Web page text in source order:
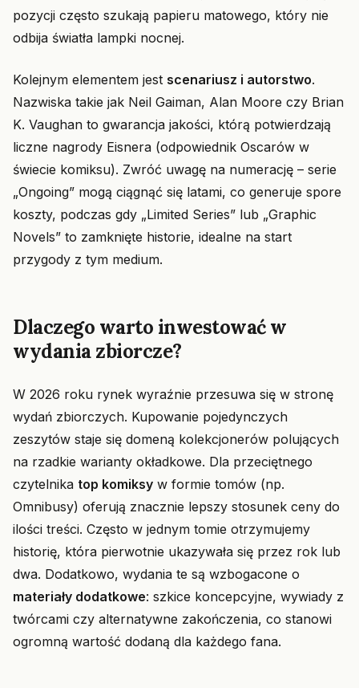
pozycji często szukają papieru matowego, który nie
odbija światła lampki nocnej.
Kolejnym elementem jest scenariusz i autorstwo.
Nazwiska takie jak Neil Gaiman, Alan Moore czy Brian
K. Vaughan to gwarancja jakości, którą potwierdzają
liczne nagrody Eisnera (odpowiednik Oscarów w
świecie komiksu). Zwróć uwagę na numerację – serie
„Ongoing” mogą ciągnąć się latami, co generuje spore
koszty, podczas gdy „Limited Series” lub „Graphic
Novels” to zamknięte historie, idealne na start
przygody z tym medium.
Dlaczego warto inwestować w
wydania zbiorcze?
W 2026 roku rynek wyraźnie przesuwa się w stronę
wydań zbiorczych. Kupowanie pojedynczych
zeszytów staje się domeną kolekcjonerów polujących
na rzadkie warianty okładkowe. Dla przeciętnego
czytelnika top komiksy w formie tomów (np.
Omnibusy) oferują znacznie lepszy stosunek ceny do
ilości treści. Często w jednym tomie otrzymujemy
historię, która pierwotnie ukazywała się przez rok lub
dwa. Dodatkowo, wydania te są wzbogacone o
materiały dodatkowe: szkice koncepcyjne, wywiady z
twórcami czy alternatywne zakończenia, co stanowi
ogromną wartość dodaną dla każdego fana.